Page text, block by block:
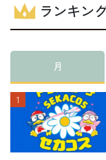
ランキン
月